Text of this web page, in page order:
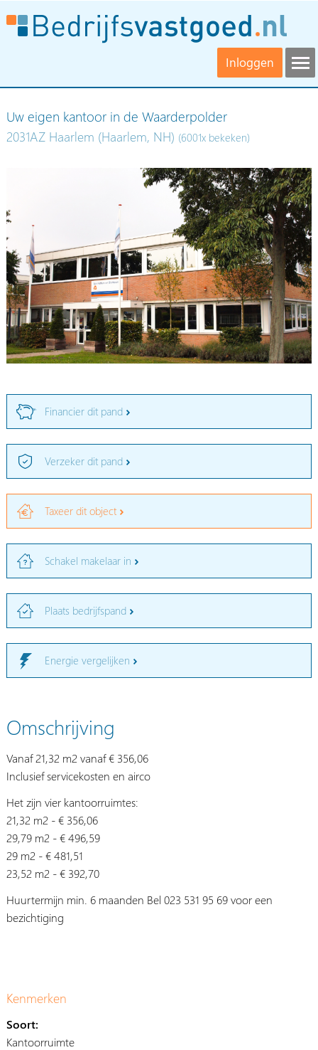
Inloggen
Uw eigen kantoor in de Waarderpolder
2031AZ Haarlem (Haarlem, NH) (6001x bekeken)
Financier dit pand
Verzeker dit pand
Taxeer dit object
Schakel makelaar in
Plaats bedrijfspand
Energie vergelijken
Omschrijving
Vanaf 21,32 m2 vanaf € 356,06
Inclusief servicekosten en airco
Het zijn vier kantoorruimtes:
21,32 m2 - € 356,06
29,79 m2 - € 496,59
29 m2 - € 481,51
23,52 m2 - € 392,70
Huurtermijn min. 6 maanden Bel 023 531 95 69 voor een
bezichtiging
Kenmerken
Soort:
Kantoorruimte